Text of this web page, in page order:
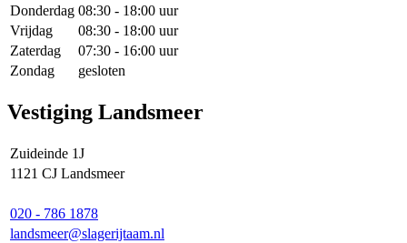
Donderdag 08:30 - 18:00 uur
Vrijdag
08:30 - 18:00 uur
Zaterdag
07:30 - 16:00 uur
Zondag
gesloten
Vestiging Landsmeer
Zuideinde 1J
1121 CJ Landsmeer
020 - 786 1878
landsmeer@slagerijtaam.nl